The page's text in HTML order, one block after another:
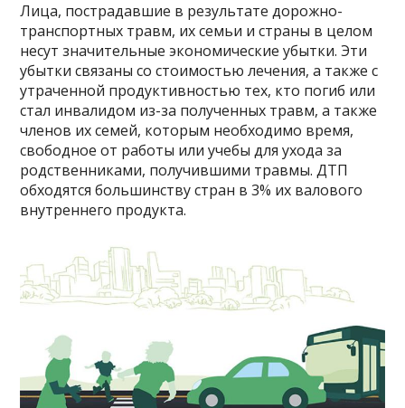
Лица, пострадавшие в результате дорожно-
транспортных травм, их семьи и страны в целом
несут значительные экономические убытки. Эти
убытки связаны со стоимостью лечения, а также с
утраченной продуктивностью тех, кто погиб или
стал инвалидом из-за полученных травм, а также
членов их семей, которым необходимо время,
свободное от работы или учебы для ухода за
родственниками, получившими травмы. ДТП
обходятся большинству стран в 3% их валового
внутреннего продукта.